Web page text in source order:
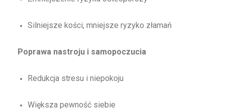
Silniejsze kości, mniejsze ryzyko złamań
Poprawa nastroju i samopoczucia
Redukcja stresu i niepokoju
Większa pewność siebie